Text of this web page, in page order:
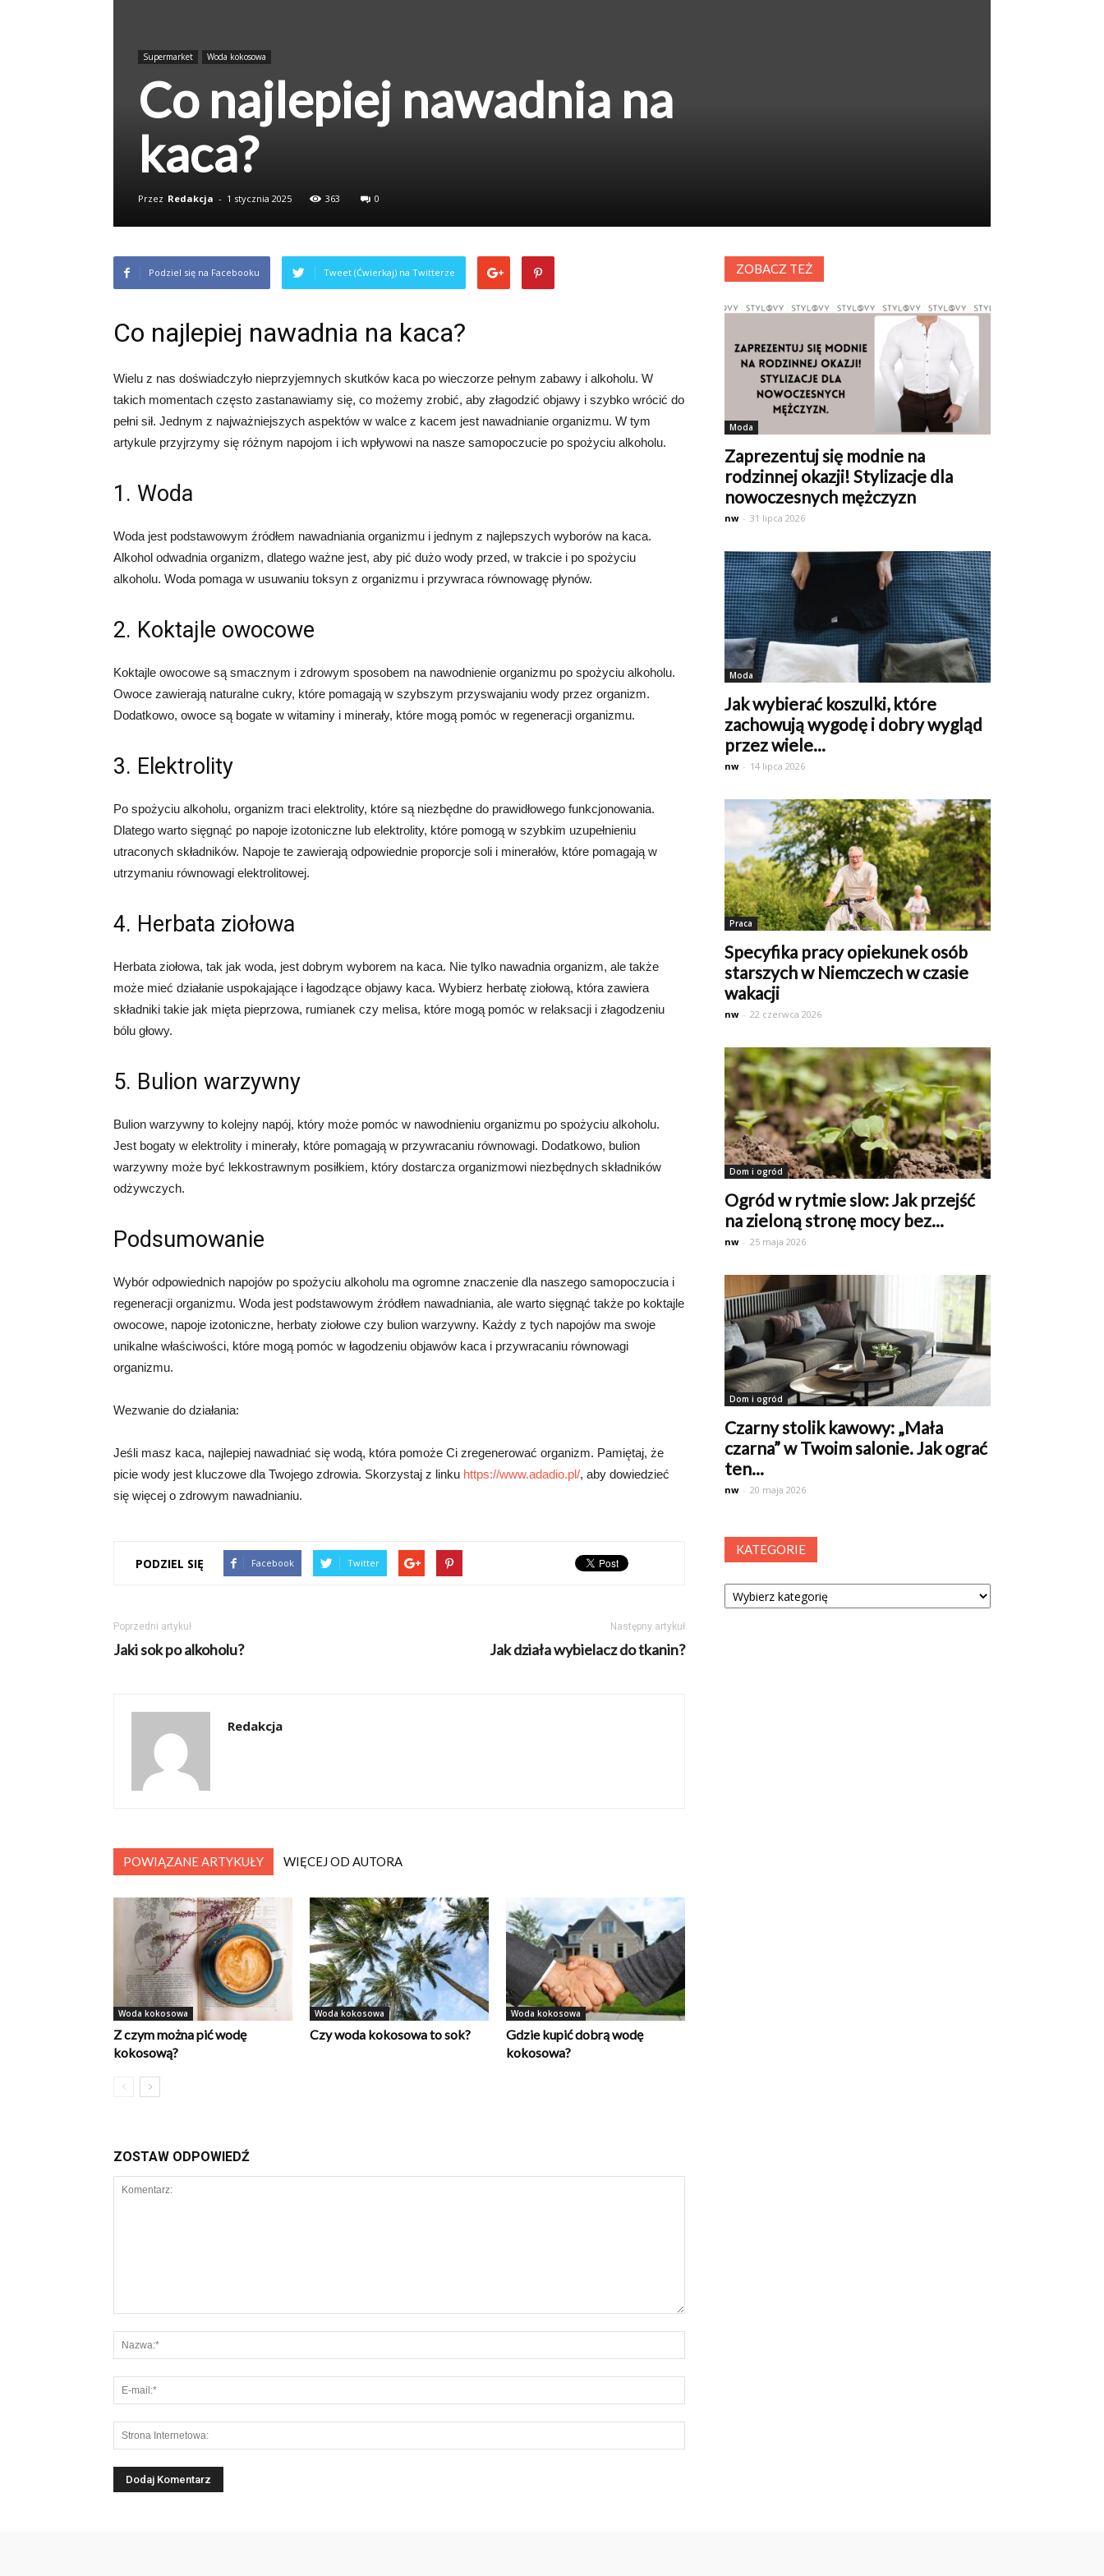
Supermarket Woda kokosowa
Co najlepiej nawadnia na
kaca?
Przez Redakcja - 1 stycznia 2025 363 0
Podziel się na Facebooku Tweet (Ćwierkaj) na Twitterze
Co najlepiej nawadnia na kaca?
Wielu z nas doświadczyło nieprzyjemnych skutków kaca po wieczorze pełnym zabawy i alkoholu. W
takich momentach często zastanawiamy się, co możemy zrobić, aby złagodzić objawy i szybko wrócić do
pełni sił. Jednym z najważniejszych aspektów w walce z kacem jest nawadnianie organizmu. W tym
artykule przyjrzymy się różnym napojom i ich wpływowi na nasze samopoczucie po spożyciu alkoholu.
1. Woda
Woda jest podstawowym źródłem nawadniania organizmu i jednym z najlepszych wyborów na kaca.
Alkohol odwadnia organizm, dlatego ważne jest, aby pić dużo wody przed, w trakcie i po spożyciu
alkoholu. Woda pomaga w usuwaniu toksyn z organizmu i przywraca równowagę płynów.
2. Koktajle owocowe
Koktajle owocowe są smacznym i zdrowym sposobem na nawodnienie organizmu po spożyciu alkoholu.
Owoce zawierają naturalne cukry, które pomagają w szybszym przyswajaniu wody przez organizm.
Dodatkowo, owoce są bogate w witaminy i minerały, które mogą pomóc w regeneracji organizmu.
3. Elektrolity
Po spożyciu alkoholu, organizm traci elektrolity, które są niezbędne do prawidłowego funkcjonowania.
Dlatego warto sięgnąć po napoje izotoniczne lub elektrolity, które pomogą w szybkim uzupełnieniu
utraconych składników. Napoje te zawierają odpowiednie proporcje soli i minerałów, które pomagają w
utrzymaniu równowagi elektrolitowej.
4. Herbata ziołowa
Herbata ziołowa, tak jak woda, jest dobrym wyborem na kaca. Nie tylko nawadnia organizm, ale także
może mieć działanie uspokajające i łagodzące objawy kaca. Wybierz herbatę ziołową, która zawiera
składniki takie jak mięta pieprzowa, rumianek czy melisa, które mogą pomóc w relaksacji i złagodzeniu
bólu głowy.
5. Bulion warzywny
Bulion warzywny to kolejny napój, który może pomóc w nawodnieniu organizmu po spożyciu alkoholu.
Jest bogaty w elektrolity i minerały, które pomagają w przywracaniu równowagi. Dodatkowo, bulion
warzywny może być lekkostrawnym posiłkiem, który dostarcza organizmowi niezbędnych składników
odżywczych.
Podsumowanie
Wybór odpowiednich napojów po spożyciu alkoholu ma ogromne znaczenie dla naszego samopoczucia i
regeneracji organizmu. Woda jest podstawowym źródłem nawadniania, ale warto sięgnąć także po koktajle
owocowe, napoje izotoniczne, herbaty ziołowe czy bulion warzywny. Każdy z tych napojów ma swoje
unikalne właściwości, które mogą pomóc w łagodzeniu objawów kaca i przywracaniu równowagi
organizmu.
Wezwanie do działania:
Jeśli masz kaca, najlepiej nawadniać się wodą, która pomoże Ci zregenerować organizm. Pamiętaj, że
picie wody jest kluczowe dla Twojego zdrowia. Skorzystaj z linku https://www.adadio.pl/, aby dowiedzieć
się więcej o zdrowym nawadnianiu.
PODZIEL SIĘ Facebook Twitter
Poprzedni artykuł
Jaki sok po alkoholu?
Następny artykuł
Jak działa wybielacz do tkanin?
Redakcja
POWIĄZANE ARTYKUŁY WIĘCEJ OD AUTORA
Woda kokosowa
Z czym można pić wodę
kokosową?
Woda kokosowa
Czy woda kokosowa to sok?
Woda kokosowa
Gdzie kupić dobrą wodę
kokosowa?
ZOSTAW ODPOWIEDŹ
ZOBACZ TEŻ
Moda
Zaprezentuj się modnie na
rodzinnej okazji! Stylizacje dla
nowoczesnych mężczyzn
nw - 31 lipca 2026
Moda
Jak wybierać koszulki, które
zachowują wygodę i dobry wygląd
przez wiele...
nw - 14 lipca 2026
Praca
Specyfika pracy opiekunek osób
starszych w Niemczech w czasie
wakacji
nw - 22 czerwca 2026
Dom i ogród
Ogród w rytmie slow: Jak przejść
na zieloną stronę mocy bez...
nw - 25 maja 2026
Dom i ogród
Czarny stolik kawowy: „Mała
czarna” w Twoim salonie. Jak ograć
ten...
nw - 20 maja 2026
KATEGORIE
Kategorie